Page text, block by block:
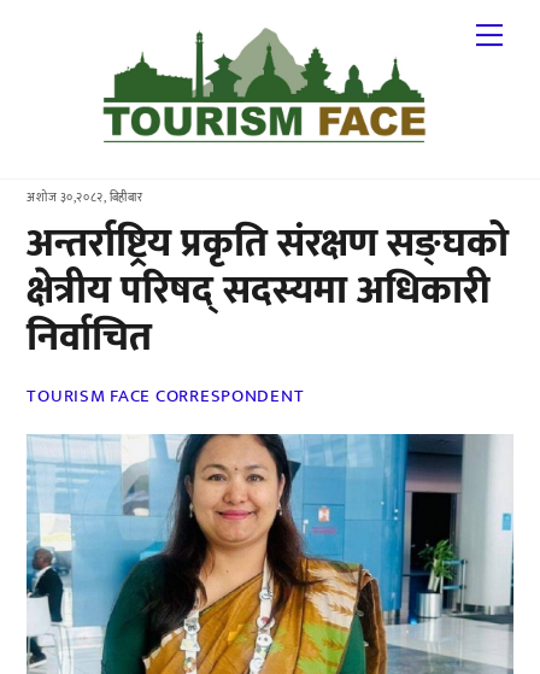
अशोज ३०,२०८२, बिहीबार
अन्तर्राष्ट्रिय प्रकृति संरक्षण सङ्घको
क्षेत्रीय परिषद् सदस्यमा अधिकारी
निर्वाचित
TOURISM FACE CORRESPONDENT